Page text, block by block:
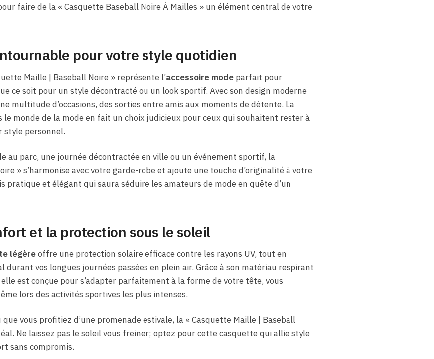
faire de la « Casquette Baseball Noire À Mailles » un élément central de votre
pour votre style quotidien
Maille | Baseball Noire » représente l’accessoire modeparfait pour
ce soit pour un style décontracté ou un look sportif. Avec son design moderne
multitude d’occasions, des sorties entre amis aux moments de détente. La
monde de la mode en fait un choix judicieux pour ceux qui souhaitent rester à
style personnel.
au parc, une journée décontractée en ville ou un événement sportif, la
» s’harmonise avec votre garde-robe et ajoute une touche d’originalité à votre
pratique et élégant qui saura séduire les amateurs de mode en quête d’un
et la protection sous le soleil
légèreoffre une protection solaire efficace contre les rayons UV, tout en
vos longues journées passées en plein air. Grâce à son matériau respirant
est conçue pour s’adapter parfaitement à la forme de votre tête, vous
lors des activités sportives les plus intenses.
vous profitiez d’une promenade estivale, la « Casquette Maille | Baseball
Ne laissez pas le soleil vous freiner; optez pour cette casquette qui allie style
sans compromis.